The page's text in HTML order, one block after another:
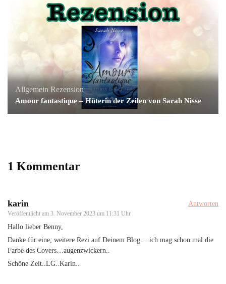
Allgemein Rezension
Amour fantastique – Hüterin der Zeilen von Sarah Nisse
1 Kommentar
karin
Veröffentlicht am 3. November 2023 um 11:31 Uhr
Antworten
Hallo lieber Benny,
Danke für eine, weitere Rezi auf Deinem Blog….ich mag schon mal die
Farbe des Covers…augenzwickern..
Schöne Zeit..LG..Karin..